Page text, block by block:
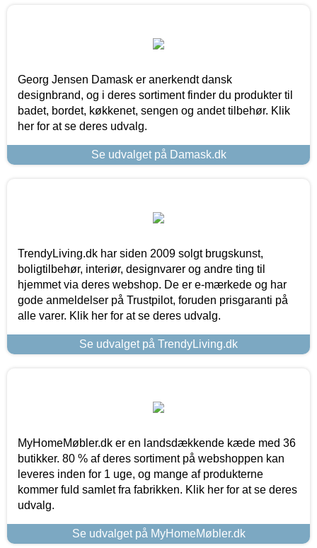
Georg Jensen Damask er anerkendt dansk
designbrand, og i deres sortiment finder du produkter til
badet, bordet, køkkenet, sengen og andet tilbehør. Klik
her for at se deres udvalg.
Se udvalget på Damask.dk
TrendyLiving.dk har siden 2009 solgt brugskunst,
boligtilbehør, interiør, designvarer og andre ting til
hjemmet via deres webshop. De er e-mærkede og har
gode anmeldelser på Trustpilot, foruden prisgaranti på
alle varer. Klik her for at se deres udvalg.
Se udvalget på TrendyLiving.dk
MyHomeMøbler.dk er en landsdækkende kæde med 36
butikker. 80 % af deres sortiment på webshoppen kan
leveres inden for 1 uge, og mange af produkterne
kommer fuld samlet fra fabrikken. Klik her for at se deres
udvalg.
Se udvalget på MyHomeMøbler.dk